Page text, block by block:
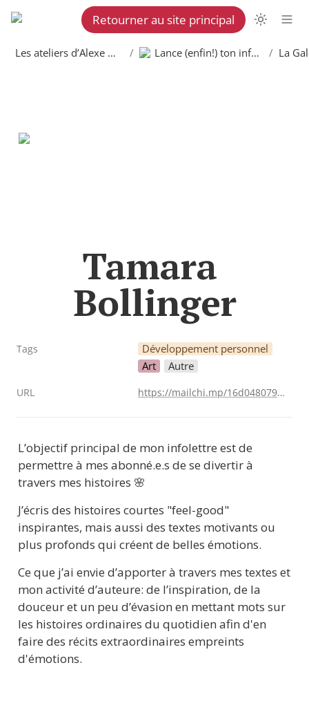
Retourner au site principal
Les ateliers d’Alexe Martel / Lance (enfin!) ton infolettre /
Tamara
Bollinger
Tags
Développement personnel
Art
Autre
URL https://mailchi.mp/16d048079271/une-nouvelle-histoire-dcouvrir
L’objectif principal de mon infolettre est de
permettre à mes abonné.e.s de se divertir à
travers mes histoires 🌸
J’écris des histoires courtes "feel-good"
inspirantes, mais aussi des textes motivants ou
plus profonds qui créent de belles émotions.
Ce que j’ai envie d’apporter à travers mes textes et
mon activité d’auteure: de l’inspiration, de la
douceur et un peu d’évasion en mettant mots sur
les histoires ordinaires du quotidien afin d'en
faire des récits extraordinaires empreints
d'émotions.